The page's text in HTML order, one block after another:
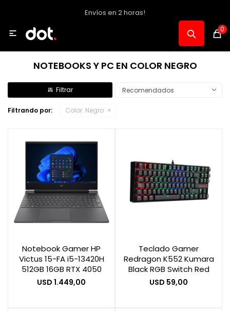
Envíos en 2 horas!
0

NOTEBOOKS Y PC EN COLOR NEGRO
Recomendados
Filtrando por: Color: Negro
Notebook Gamer HP
Victus 15-FA i5-13420H
512GB 16GB RTX 4050
USD 1.449,00
Teclado Gamer
Redragon K552 Kumara
Black RGB Switch Red
USD 59,00
Notebooks y PC
Informática
Audio, Foto y Video
Smart Home